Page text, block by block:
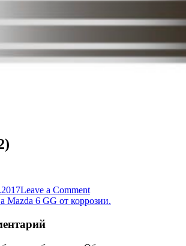
Leave a Commenton
DSCN9427
Mazda 6 GG от коррозии.